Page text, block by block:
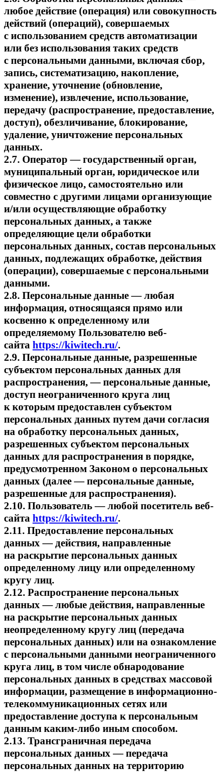
любое действие (операция) или совокупность
действий (операций), совершаемых
с использованием средств автоматизации
или без использования таких средств
с персональными данными, включая сбор,
запись, систематизацию, накопление,
хранение, уточнение (обновление,
изменение), извлечение, использование,
передачу (распространение, предоставление,
доступ), обезличивание, блокирование,
удаление, уничтожение персональных
данных.
2.7. Оператор — государственный орган,
муниципальный орган, юридическое или
физическое лицо, самостоятельно или
совместно с другими лицами организующие
и/или осуществляющие обработку
персональных данных, а также
определяющие цели обработки
персональных данных, состав персональных
данных, подлежащих обработке, действия
(операции), совершаемые с персональными
данными.
2.8. Персональные данные — любая
информация, относящаяся прямо или
косвенно к определенному или
определяемому Пользователю веб-
сайта https://kiwitech.ru/.
2.9. Персональные данные, разрешенные
субъектом персональных данных для
распространения, — персональные данные,
доступ неограниченного круга лиц
к которым предоставлен субъектом
персональных данных путем дачи согласия
на обработку персональных данных,
разрешенных субъектом персональных
данных для распространения в порядке,
предусмотренном Законом о персональных
данных (далее — персональные данные,
разрешенные для распространения).
2.10. Пользователь — любой посетитель веб-
сайта https://kiwitech.ru/.
2.11. Предоставление персональных
данных — действия, направленные
на раскрытие персональных данных
определенному лицу или определенному
кругу лиц.
2.12. Распространение персональных
данных — любые действия, направленные
на раскрытие персональных данных
неопределенному кругу лиц (передача
персональных данных) или на ознакомление
с персональными данными неограниченного
круга лиц, в том числе обнародование
персональных данных в средствах массовой
информации, размещение в информационно-
телекоммуникационных сетях или
предоставление доступа к персональным
данным каким-либо иным способом.
2.13. Трансграничная передача
персональных данных — передача
персональных данных на территорию